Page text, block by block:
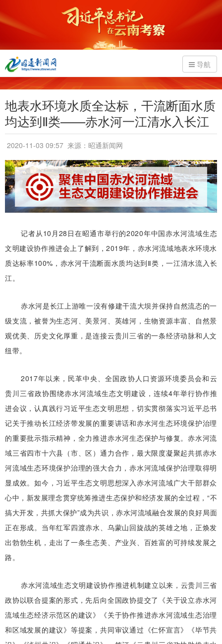
导航
地表水环境水质全达标，干流断面水质
均达到Ⅱ类——赤水河一江清水入长江
2020-11-03 09:57 来源：昭通新闻网
记者从10月28日在昭通市举行的2020年中国赤水河流域生态
文明建设协作推进会上了解到，2019年，赤水河流域地表水环境水
质达标率100%，赤水河干流断面水质均达到Ⅱ类，一江清水流入长
江。
赤水河是长江上游唯一没有修建干流大坝并保持自然流态的一
级支流，被誉为生态河、美景河、英雄河，生物资源丰富、自然景
观优美、历史文化厚重，是连接云贵川三省的一条经济动脉和人文
纽带。
2017年以来，民革中央、全国政协人口资源环境委员会和云
贵川三省政协围绕赤水河流域生态文明建设，连续4年举行协作推
进会议，认真践行习近平生态文明思想，切实贯彻落实习近平总书
记关于推动长江经济带发展的重要讲话和赤水河生态环境保护治理
的重要批示指示精神，全力推进赤水河生态保护与修复。赤水河流
域三省四市十六县（市、区）通力合作，最大限度凝聚起共抓赤水
河流域生态环境保护治理的强大合力，赤水河流域保护治理取得明
显成效。如今，习近平生态文明思想深入赤水河流域广大干部群众
心中，新发展理念贯穿统筹推进生态保护和经济发展的全过程，“不
搞大开发，共抓大保护”成为共识，赤水河流域融合发展的良好局面
正在形成。当年红军四渡赤水、乌蒙山回旋战的英雄之地，正焕发
出勃勃生机，走出了一条生态美、产业兴、百姓富的可持续发展之
路。
赤水河流域生态文明建设协作推进机制建立以来，云贵川三省
政协以联合提案的形式，先后向全国政协提交了《关于设立赤水河
流域生态经济示范区的建议》《关于协作推进赤水河流域生态治理
和区域发展的建议》等提案，共同审议通过《仁怀宣言》《毕节共